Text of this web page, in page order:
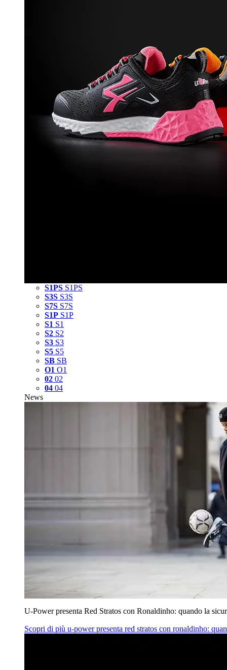
S1PS S1PS
S3S S3S
S7S S7S
S1P S1P
S1 S1
S2 S2
S3 S3
S5 S5
SB SB
O1 O1
02 02
04 04
News
U‑Power presenta Red Stratos con Ronaldinho: quando la
Scopri di più u‑power presenta red stratos con ronaldinho: